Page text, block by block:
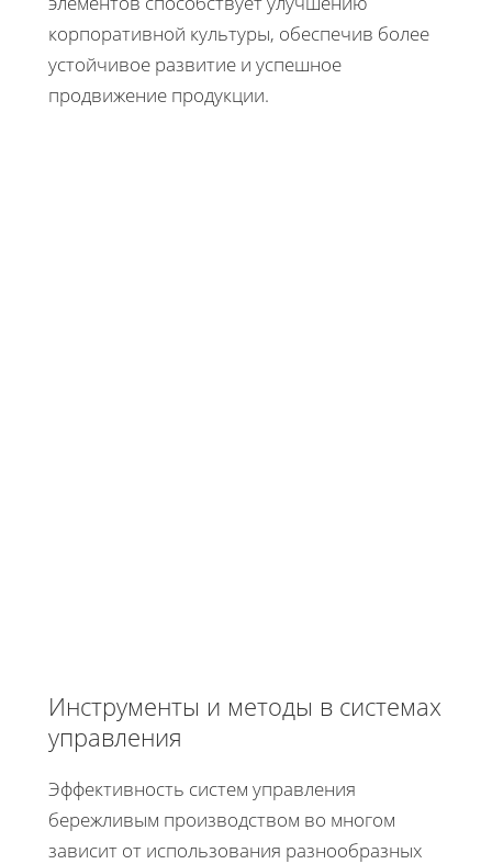
корпоративной культуры, обеспечив более
устойчивое развитие и успешное
продвижение продукции.
Инструменты и методы в системах
управления
Эффективность систем управления
бережливым производством во многом
зависит от использования разнообразных